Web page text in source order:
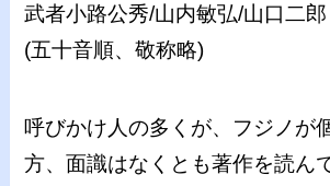
武者小路公秀/山内敏弘/山口二郎
(五十音順、敬称略)
呼びかけ人の多くが、フジノが
方、面識はなくとも著作を読ん